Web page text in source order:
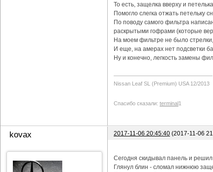
То есть, защелка вверху и
Помогло слегка отжать петельку
По поводу самого фильтра
раскрытыми гофрами (которые
На моем фильтре не было
И еще, на амерах нет подсветки
Ну и конечно, легкость замены
Nissan Leaf SL (Premium) USA 12/2013
Спасибо сказали: terminal 1
kovax 2017-11-06 20:45:40 (2017-11-06
Сегодня скидывал панель и
Глянул блин - сломал нижнюю